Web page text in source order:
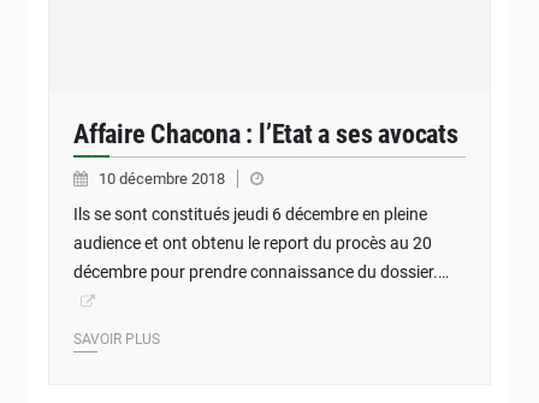
Affaire Chacona : l’Etat a ses avocats
10 décembre 2018
Ils se sont constitués jeudi 6 décembre en pleine
audience et ont obtenu le report du procès au 20
décembre pour prendre connaissance du dossier.…
SAVOIR PLUS